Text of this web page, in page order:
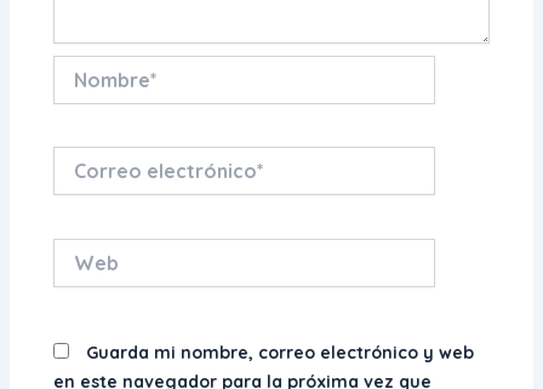
electrónico*
Guarda mi nombre, correo electrónico y web
en este navegador para la próxima vez que